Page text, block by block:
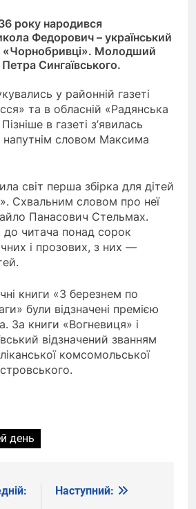
року народився
Федорович – український
«Чорнобривці». Молодший
Сингаївського.
у районній газеті
та в обласній «Радянська
в газеті з’явилась
напутнім словом Максима
світ перша збірка для дітей
Схвальним словом про неї
Панасович Стельмах.
до читача понад сорок
і прозових, з них —
книги «З березнем по
були відзначені премією
За книги «Вогневиця» і
відзначений званням
комсомольської
день
Наступний: